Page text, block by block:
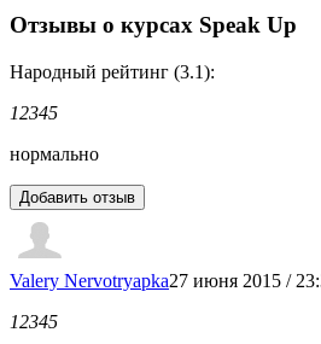
Отзывы о курсах Speak Up
Народный рейтинг (3.1):
12345
нормально
Valery Nervotryapka27 июня 2015 /
12345